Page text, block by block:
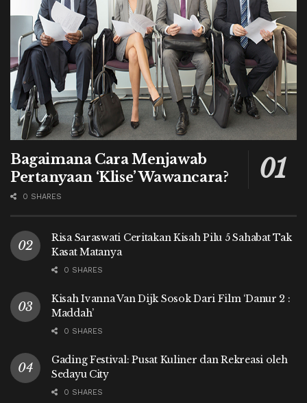
Bagaimana Cara Menjawab
Pertanyaan ‘Klise’ Wawancara?
0 SHARES
Risa Saraswati Ceritakan Kisah Pilu 5 Sahabat Tak
Kasat Matanya
0 SHARES
Kisah Ivanna Van Dijk Sosok Dari Film ‘Danur 2 :
Maddah’
0 SHARES
Gading Festival: Pusat Kuliner dan Rekreasi oleh
Sedayu City
0 SHARES